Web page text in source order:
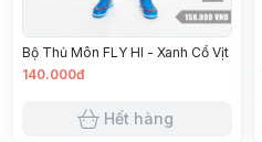
Bộ Thủ Môn FLY HI - Xanh Cổ Vịt
140.000đ
Hết hàng